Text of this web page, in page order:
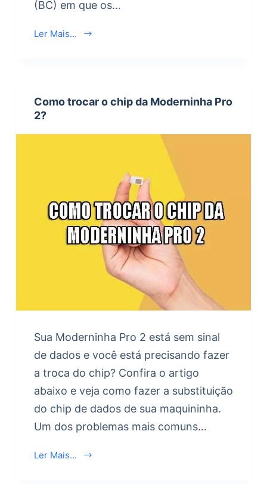
(BC) em que os…
Ler Mais...
Como trocar o chip da Moderninha Pro
2?
Sua Moderninha Pro 2 está sem sinal
de dados e você está precisando fazer
a troca do chip? Confira o artigo
abaixo e veja como fazer a substituição
do chip de dados de sua maquininha.
Um dos problemas mais comuns…
Ler Mais...